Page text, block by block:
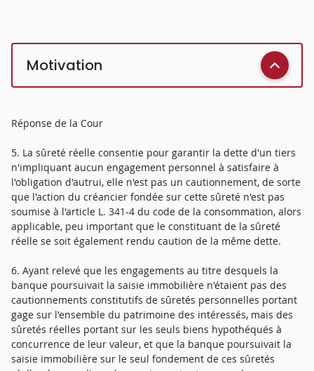
Motivation
Réponse de la Cour
5. La sûreté réelle consentie pour garantir la dette d'un tiers
n'impliquant aucun engagement personnel à satisfaire à
l'obligation d'autrui, elle n'est pas un cautionnement, de sorte
que l'action du créancier fondée sur cette sûreté n'est pas
soumise à l'article L. 341-4 du code de la consommation, alors
applicable, peu important que le constituant de la sûreté
réelle se soit également rendu caution de la même dette.
6. Ayant relevé que les engagements au titre desquels la
banque poursuivait la saisie immobilière n'étaient pas des
cautionnements constitutifs de sûretés personnelles portant
gage sur l'ensemble du patrimoine des intéressés, mais des
sûretés réelles portant sur les seuls biens hypothéqués à
concurrence de leur valeur, et que la banque poursuivait la
saisie immobilière sur le seul fondement de ces sûretés